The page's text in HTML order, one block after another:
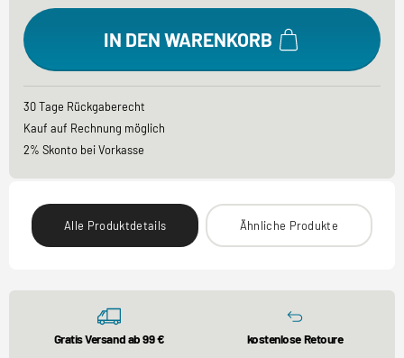
IN DEN WARENKORB
30 Tage Rückgaberecht
Kauf auf Rechnung möglich
2% Skonto bei Vorkasse
Alle Produktdetails Ähnliche Produkte
Gratis Versand ab 99 € kostenlose Retoure